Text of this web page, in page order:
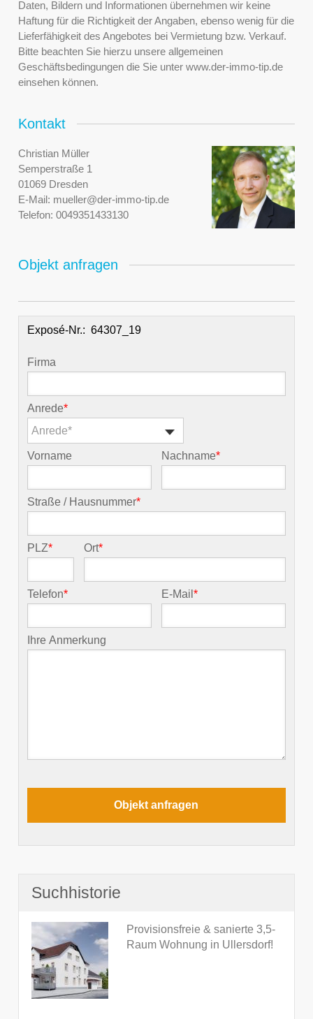
Daten, Bildern und Informationen übernehmen wir keine
Haftung für die Richtigkeit der Angaben, ebenso wenig für die
Lieferfähigkeit des Angebotes bei Vermietung bzw. Verkauf.
Bitte beachten Sie hierzu unsere allgemeinen
Geschäftsbedingungen die Sie unter www.der-immo-tip.de
einsehen können.
Kontakt
Christian Müller
Semperstraße 1
01069 Dresden
E-Mail: mueller@der-immo-tip.de
Telefon: 0049351433130
Objekt anfragen
Exposé-Nr.:
Firma
Anrede*
Anrede*
Vorname Nachname*
Straße / Hausnummer*
PLZ* Ort*
Telefon* E-Mail*
Ihre Anmerkung
Suchhistorie
Provisionsfreie & sanierte 3,5-
Raum Wohnung in Ullersdorf!